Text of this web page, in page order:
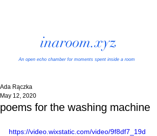
inaroom.xyz
An open echo chamberfor moments spent inside a room
poems for the washing machine
Ada Rączka
May 12, 2020
https://video.wixstatic.com/video/9f8df7_19d